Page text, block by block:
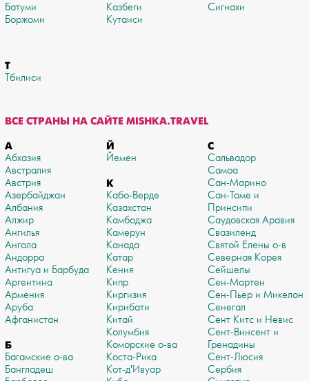
Батуми
Боржоми
Казбеги
Кутаиси
Сигнахи
Т
Тбилиси
ВСЕ СТРАНЫ НА САЙТЕ MISHKA.TRAVEL
А
Абхазия
Австралия
Австрия
Азербайджан
Албания
Алжир
Ангилья
Ангола
Андорра
Антигуа и Барбуда
Аргентина
Армения
Аруба
Афганистан
Б
Багамские о-ва
Бангладеш
Й
Йемен
К
Кабо-Верде
Казахстан
Камбоджа
Камерун
Канада
Катар
Кения
Кипр
Киргизия
Кирибати
Китай
Колумбия
Коморские о-ва
Коста-Рика
Кот-д'Ивуар
С
Сальвадор
Самоа
Сан-Марино
Сан-Томе и
Принсипи
Саудовская Аравия
Свазиленд
Святой Елены о-в
Северная Корея
Сейшелы
Сен-Мартен
Сен-Пьер и Микелон
Сенегал
Сент Китс и Невис
Сент-Винсент и
Гренадины
Сент-Люсия
Сербия